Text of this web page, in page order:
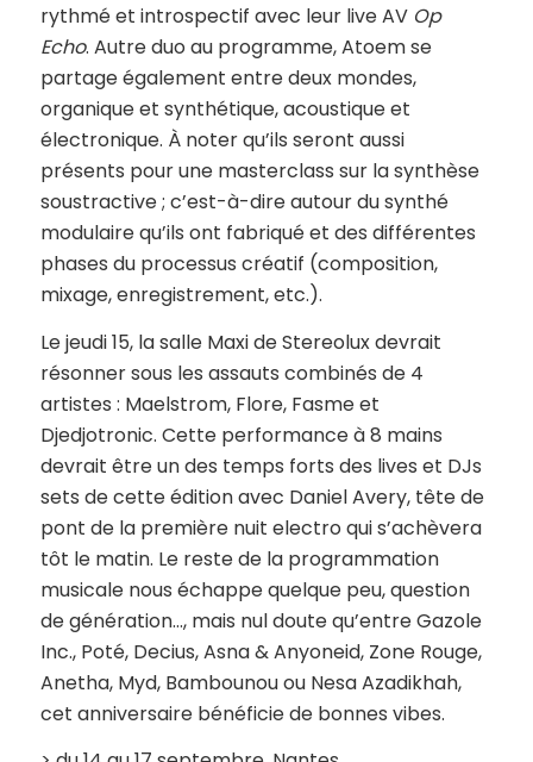
rythmé et introspectif avec leur live AV Op
Echo. Autre duo au programme, Atoem se
partage également entre deux mondes,
organique et synthétique, acoustique et
électronique. À noter qu’ils seront aussi
présents pour une masterclass sur la synthèse
soustractive ; c’est-à-dire autour du synthé
modulaire qu’ils ont fabriqué et des différentes
phases du processus créatif (composition,
mixage, enregistrement, etc.).
Le jeudi 15, la salle Maxi de Stereolux devrait
résonner sous les assauts combinés de 4
artistes : Maelstrom, Flore, Fasme et
Djedjotronic. Cette performance à 8 mains
devrait être un des temps forts des lives et DJs
sets de cette édition avec Daniel Avery, tête de
pont de la première nuit electro qui s’achèvera
tôt le matin. Le reste de la programmation
musicale nous échappe quelque peu, question
de génération…, mais nul doute qu’entre Gazole
Inc., Poté, Decius, Asna & Anyoneid, Zone Rouge,
Anetha, Myd, Bambounou ou Nesa Azadikhah,
cet anniversaire bénéficie de bonnes vibes.